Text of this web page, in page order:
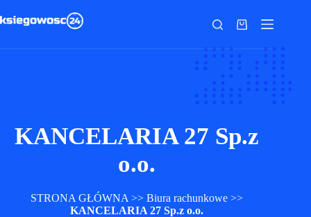
do
Koszyk
KANCELARIA 27 Sp.z
o.o.
STRONA GŁÓWNA >>Biura rachunkowe >>
KANCELARIA 27 Sp.z o.o.